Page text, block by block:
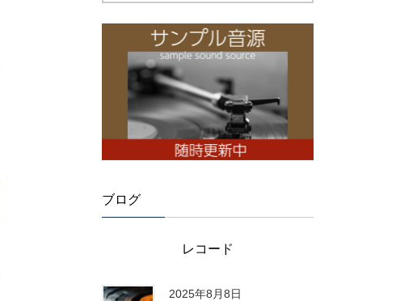
ブログ
レコード
2025年8月8日